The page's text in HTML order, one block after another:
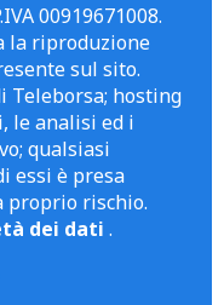
00919671008.
la riproduzione
sul sito.
Teleborsa; hosting
le analisi ed i
qualsiasi
essi è presa
proprio rischio.
dei dati .